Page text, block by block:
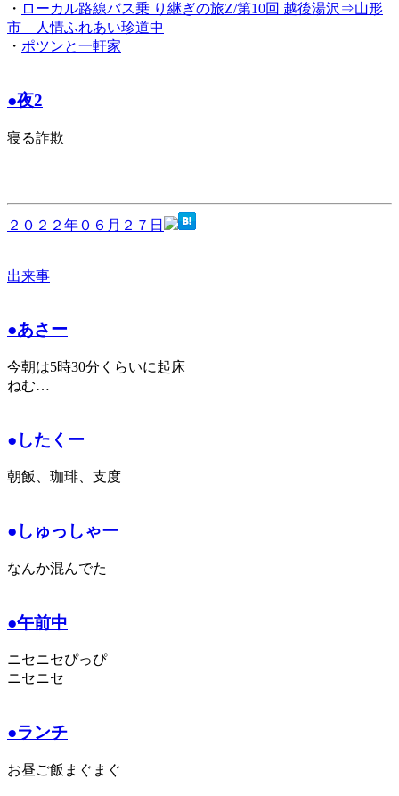
・ ローカル路線バス乗 り継ぎの旅Z/第10回 越後湯沢⇒山形
市 人情ふれあい珍道中
・ ポツンと一軒家
●夜2
寝る詐欺
２０２２年０６月２７日
出来事
●あさー
今朝は5時30分くらいに起床
ねむ…
●したくー
朝飯、珈琲、支度
●しゅっしゃー
なんか混んでた
●午前中
ニセニセぴっぴ
ニセニセ
●ランチ
お昼ご飯まぐまぐ